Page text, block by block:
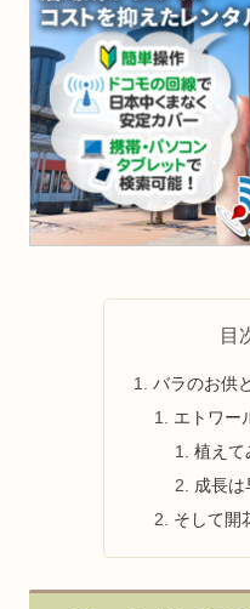
目
バラのお供
エトワー
植えて
成長は
そして開